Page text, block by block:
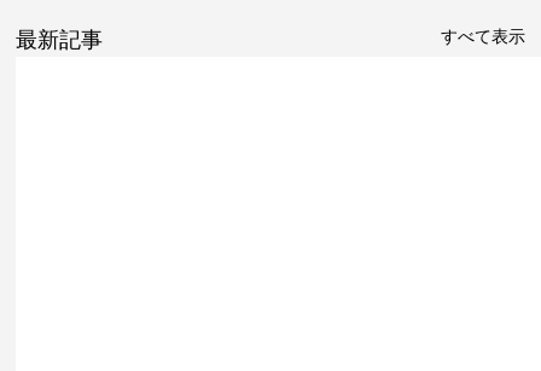
最新記事 すべて表示